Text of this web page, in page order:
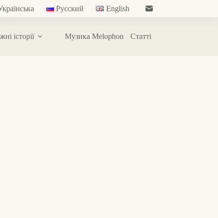
Русский English
історії Музика Melophon Статті